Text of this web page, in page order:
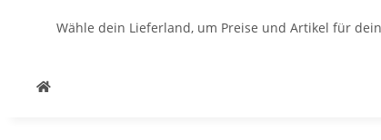
Wähle dein Lieferland, um Preise und Artikel für